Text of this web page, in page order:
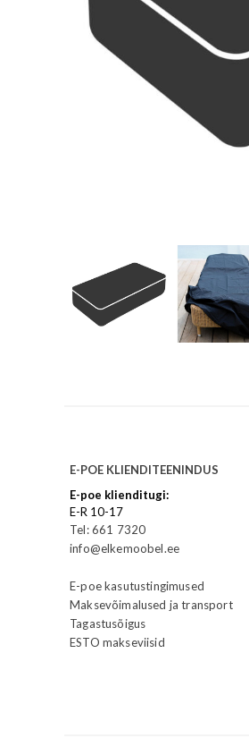
E-POE KLIENDITEENINDUS
E-poe klienditugi:
E-R 10-17
Tel: 661 7320
info@elkemoobel.ee
E-poe kasutustingimused
Maksevõimalused ja transport
Tagastusõigus
ESTO makseviisid